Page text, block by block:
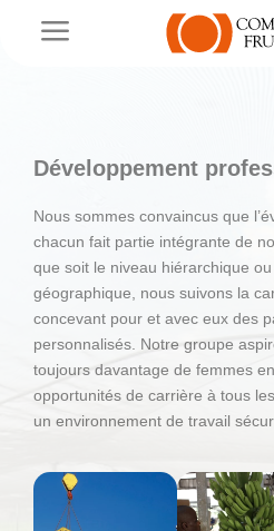
a
Développement
Nous sommes convaincus que
chacun fait partie intégrante de
que soit le niveau hiérarchique
géographique, nous suivons la
concevant pour et avec eux des
personnalisés. Notre groupe
toujours davantage de femmes
opportunités de carrière à tous
un environnement de travail